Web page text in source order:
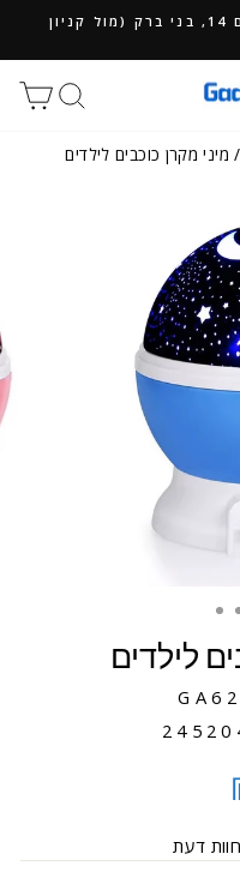
בואו לבקר בחנותינו: ששת הימים 14, בני ברק (מול קניון
חיפוש
/מיני מקרן כוכבים לילדים
לילדים
חוות דעת